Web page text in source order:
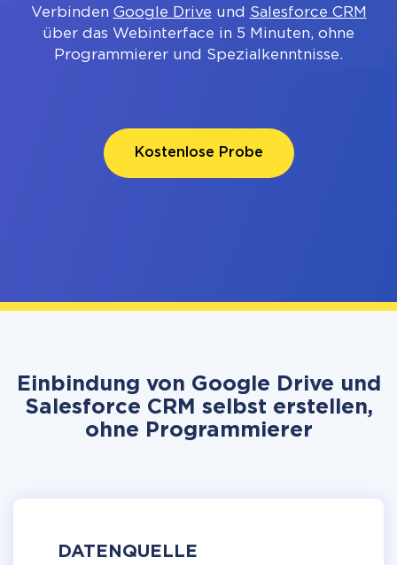
Verbinden Google Drive und Salesforce CRM
über das Webinterface in 5 Minuten, ohne
Programmierer und Spezialkenntnisse.
Kostenlose Probe
Einbindung von Google Drive und
Salesforce CRM selbst erstellen,
ohne Programmierer
DATENQUELLE